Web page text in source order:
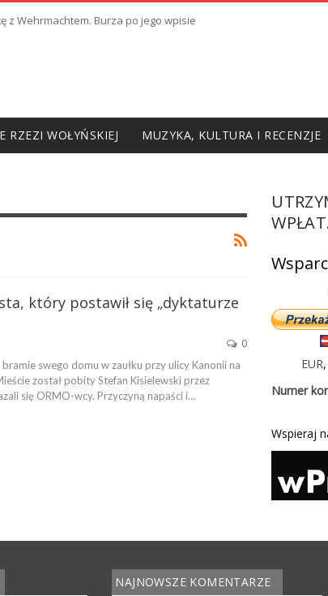
z Wehrmachtem. Burza po jego wpisie
RZEZI WOŁYŃSKIEJ MUZYKA, KULTURA I RECENZJE
który postawił się „dyktaturze
0
swego domu w zaułku przy ulicy Kanonii na
został pobity Stefan Kisielewski przez
się ORMO-wcy. Przyczyną napaści i…
EUR
Numer
Wspieraj
NAJNOWSZE KOMENTARZE